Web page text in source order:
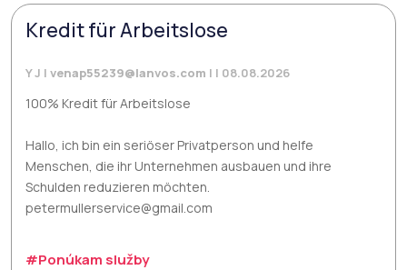
Kredit für Arbeitslose
Y J | venap55239@lanvos.com | | 08.08.2026
100% Kredit für Arbeitslose
Hallo, ich bin ein seriöser Privatperson und helfe
Menschen, die ihr Unternehmen ausbauen und ihre
Schulden reduzieren möchten.
petermullerservice@gmail.com
#Ponúkam služby